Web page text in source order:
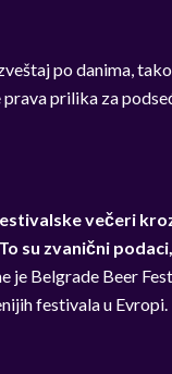
po danima,
prava prilika za
večeri
su zvanični
je Belgrade Beer
festivala u Evropi.